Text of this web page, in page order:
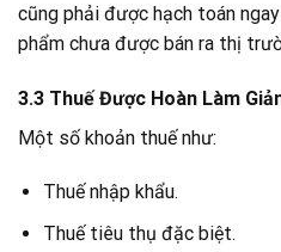
cũng phải được hạch toán
phẩm chưa được bán ra thị
3.3 Thuế Được Hoàn Làm
Một số khoản thuế như:
Thuế nhập khẩu.
Thuế tiêu thụ đặc biệt.